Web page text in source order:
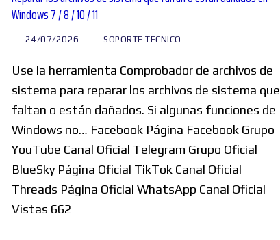
Windows 7 / 8 / 10 / 11
24/07/2026 SOPORTE TECNICO
Use la herramienta Comprobador de archivos de
sistema para reparar los archivos de sistema que
faltan o están dañados. Si algunas funciones de
Windows no… Facebook Página Facebook Grupo
YouTube Canal Oficial Telegram Grupo Oficial
BlueSky Página Oficial TikTok Canal Oficial
Threads Página Oficial WhatsApp Canal Oficial
Vistas 662